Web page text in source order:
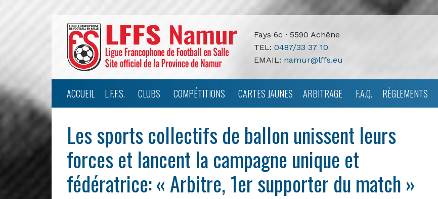
Fays 6c · 5590 Achêne
TEL: 0487/33 37 10
EMAIL: namur@lffs.eu
ACCUEIL L.F.F.S. CLUBS COMPÉTITIONS CARTES JAUNES ARBITRAGE F.A.Q. RÈGLEMENTS
Les sports collectifs de ballon unissent leurs
forces et lancent la campagne unique et
fédératrice: « Arbitre, 1er supporter du match »